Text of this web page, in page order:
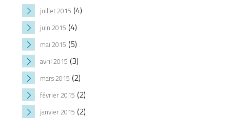
juillet 2015 (4)
juin 2015 (4)
mai 2015 (5)
avril 2015 (3)
mars 2015 (2)
février 2015 (2)
janvier 2015 (2)